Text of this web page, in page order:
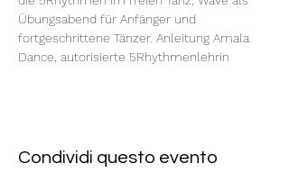
Übungsabend für Anfänger und
fortgeschrittene Tänzer. Anleitung Amala
Dance, autorisierte 5Rhythmenlehrin
Condividi questo evento